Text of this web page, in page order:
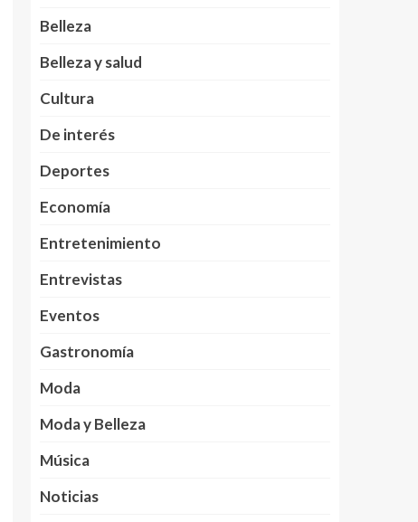
Belleza
Belleza y salud
Cultura
De interés
Deportes
Economía
Entretenimiento
Entrevistas
Eventos
Gastronomía
Moda
Moda y Belleza
Música
Noticias